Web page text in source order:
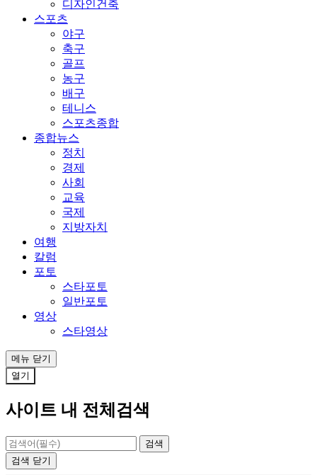
디자인건축
스포츠
야구
축구
골프
농구
배구
테니스
스포츠종합
종합뉴스
정치
경제
사회
교육
국제
지방자치
여행
칼럼
포토
스타포토
일반포토
영상
스타영상
메뉴 닫기
열기
사이트 내 전체검색
검색 닫기